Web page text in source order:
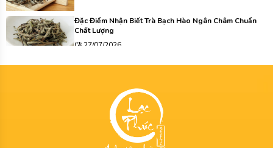
Đặc Điểm Nhận Biết Trà Bạch Hào Ngân Châm Chuẩn
Chất Lượng
27/07/2026